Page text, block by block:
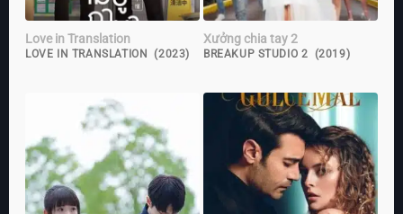
Love in Translation
LOVE IN TRANSLATION (2023)
Xưởng chia tay 2
BREAKUP STUDIO 2 (2019)